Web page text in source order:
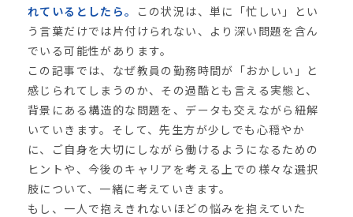
れているとしたら。
この状況は、単に「忙しい」とい
う言葉だけでは片付けられない、より深い問題を含ん
でいる可能性があります。
この記事では、なぜ教員の勤務時間が「おかしい」と
感じられてしまうのか、その過酷とも言える実態と、
背景にある構造的な問題を、データも交えながら紐解
いていきます。そして、先生方が少しでも心穏やか
に、ご自身を大切にしながら働けるようになるための
ヒントや、今後のキャリアを考える上での様々な選択
肢について、一緒に考えていきます。
もし、一人で抱えきれないほどの悩みを抱えていた